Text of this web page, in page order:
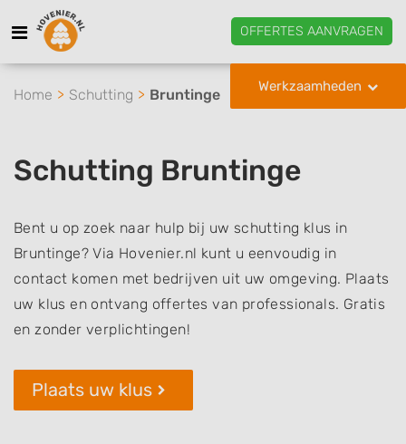
OFFERTES AANVRAGEN
Werkzaamheden
Home Schutting Bruntinge
Schutting Bruntinge
Bent u op zoek naar hulp bij uw schutting klus in
Bruntinge? Via Hovenier.nl kunt u eenvoudig in
contact komen met bedrijven uit uw omgeving. Plaats
uw klus en ontvang offertes van professionals. Gratis
en zonder verplichtingen!
Plaats uw klus